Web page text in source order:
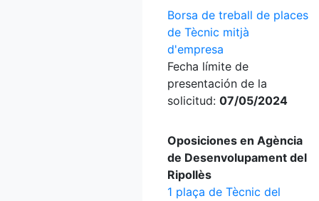
Borsa de treball de places
de Tècnic mitjà
d'empresa
Fecha límite de
presentación de la
solicitud: 07/05/2024
Oposiciones en Agència
de Desenvolupament del
Ripollès
1 plaça de Tècnic del